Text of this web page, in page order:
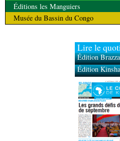
Éditions les Manguiers
Musée du Bassin du Congo
Lire le
Édition
Édition